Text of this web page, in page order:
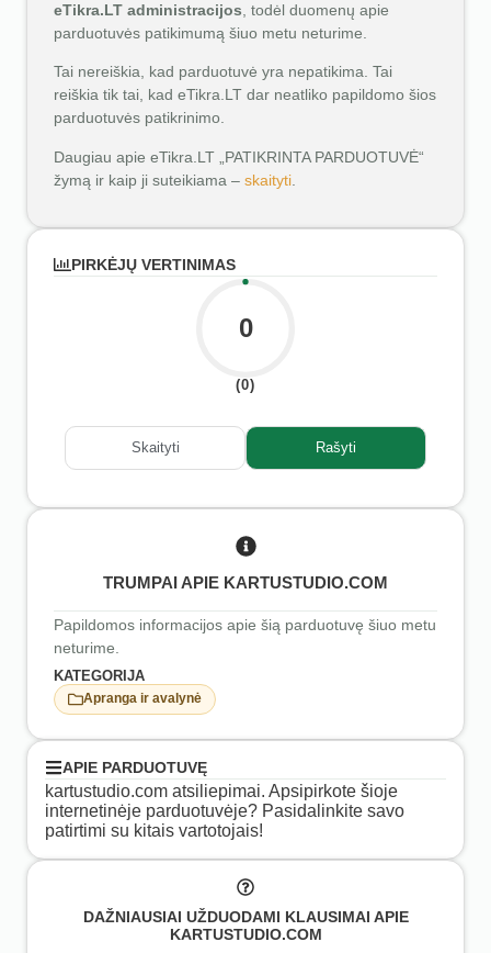
eTikra.LT administracijos , todėl duomenų apie
parduotuvės patikimumą šiuo metu neturime.
Tai nereiškia, kad parduotuvė yra nepatikima. Tai
reiškia tik tai, kad eTikra.LT dar neatliko papildomo šios
parduotuvės patikrinimo.
Daugiau apie eTikra.LT „PATIKRINTA PARDUOTUVĖ“
žymą ir kaip ji suteikiama – skaityti
PIRKĖJŲ VERTINIMAS
0
(0)
Skaityti Rašyti
TRUMPAI APIE KARTUSTUDIO.COM
Papildomos informacijos apie šią parduotuvę šiuo metu
neturime.
KATEGORIJA
Apranga ir avalynė
APIE PARDUOTUVĘ
kartustudio.com atsiliepimai. Apsipirkote šioje
internetinėje parduotuvėje? Pasidalinkite savo
patirtimi su kitais vartotojais!
DAŽNIAUSIAI UŽDUODAMI KLAUSIMAI APIE
KARTUSTUDIO.COM